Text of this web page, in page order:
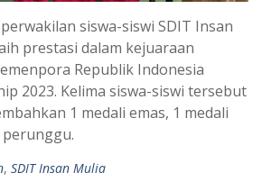
siswa-siswi SDIT Insan
prestasi dalam kejuaraan
Republik Indonesia
2023. Kelima siswa-siswi tersebut
1 medali emas, 1 medali
perunggu.
, SDIT Insan Mulia